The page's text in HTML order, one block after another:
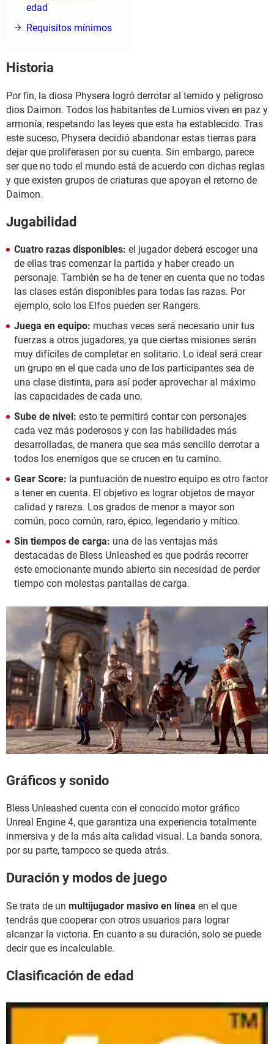
edad
Requisitos mínimos
Historia
Por fin, la diosa Physera logró derrotar al temido y peligroso
dios Daimon. Todos los habitantes de Lumios viven en paz y
armonía, respetando las leyes que esta ha establecido. Tras
este suceso, Physera decidió abandonar estas tierras para
dejar que proliferasen por su cuenta. Sin embargo, parece
ser que no todo el mundo está de acuerdo con dichas reglas
y que existen grupos de criaturas que apoyan el retorno de
Daimon.
Jugabilidad
Cuatro razas disponibles: el jugador deberá escoger una
de ellas tras comenzar la partida y haber creado un
personaje. También se ha de tener en cuenta que no todas
las clases están disponibles para todas las razas. Por
ejemplo, solo los Elfos pueden ser Rangers.
Juega en equipo: muchas veces será necesario unir tus
fuerzas a otros jugadores, ya que ciertas misiones serán
muy difíciles de completar en solitario. Lo ideal será crear
un grupo en el que cada uno de los participantes sea de
una clase distinta, para así poder aprovechar al máximo
las capacidades de cada uno.
Sube de nivel: esto te permitirá contar con personajes
cada vez más poderosos y con las habilidades más
desarrolladas, de manera que sea más sencillo derrotar a
todos los enemigos que se crucen en tu camino.
Gear Score: la puntuación de nuestro equipo es otro factor
a tener en cuenta. El objetivo es lograr objetos de mayor
calidad y rareza. Los grados de menor a mayor son
común, poco común, raro, épico, legendario y mítico.
Sin tiempos de carga: una de las ventajas más
destacadas de Bless Unleashed es que podrás recorrer
este emocionante mundo abierto sin necesidad de perder
tiempo con molestas pantallas de carga.
Gráficos y sonido
Bless Unleashed cuenta con el conocido motor gráfico
Unreal Engine 4, que garantiza una experiencia totalmente
inmersiva y de la más alta calidad visual. La banda sonora,
por su parte, tampoco se queda atrás.
Duración y modos de juego
Se trata de un multijugador masivo en línea en el que
tendrás que cooperar con otros usuarios para lograr
alcanzar la victoria. En cuanto a su duración, solo se puede
decir que es incalculable.
Clasificación de edad